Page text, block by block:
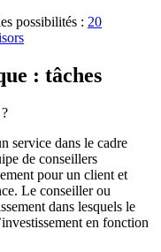
possibilités : 20
: tâches
service dans le cadre
de conseillers
pour un client et
Le conseiller ou
dans lesquels le
en fonction